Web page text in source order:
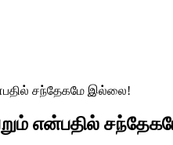
சந்தேகமே இல்லை!
என்பதில்